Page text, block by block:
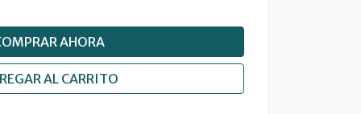
AHORA
AL CARRITO